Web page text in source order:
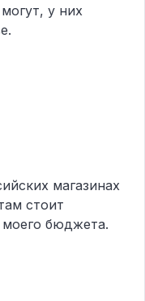
у них
магазинах
стоит
бюджета.